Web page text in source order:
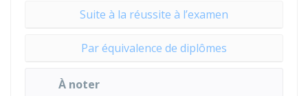
Suite à la réussite à l’examen
Par équivalence de diplômes
À noter